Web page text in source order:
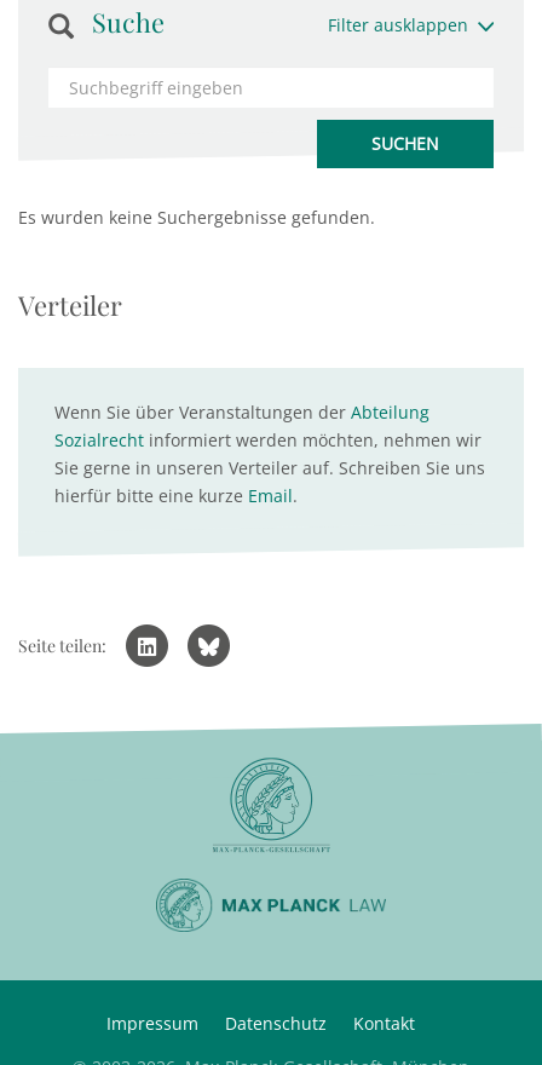
Suche Filter ausklappen
Es wurden keine Suchergebnisse gefunden.
Verteiler
Wenn Sie über Veranstaltungen der Abteilung
Sozialrecht informiert werden möchten, nehmen wir
Sie gerne in unseren Verteiler auf. Schreiben Sie uns
hierfür bitte eine kurze Email.
Seite teilen:
Impressum Datenschutz
Kontakt